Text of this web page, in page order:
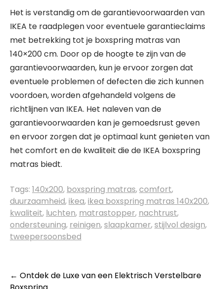
Het is verstandig om de garantievoorwaarden van
IKEA te raadplegen voor eventuele garantieclaims
met betrekking tot je boxspring matras van
140×200 cm. Door op de hoogte te zijn van de
garantievoorwaarden, kun je ervoor zorgen dat
eventuele problemen of defecten die zich kunnen
voordoen, worden afgehandeld volgens de
richtlijnen van IKEA. Het naleven van de
garantievoorwaarden kan je gemoedsrust geven
en ervoor zorgen dat je optimaal kunt genieten van
het comfort en de kwaliteit die de IKEA boxspring
matras biedt.
Tags: 140x200, boxspring matras,comfort,
duurzaamheid,ikea,ikea boxspring matras 140x200,
kwaliteit, luchten, matrastopper, nachtrust,
ondersteuning, reinigen,slaapkamer,stijlvol design,
tweepersoonsbed
Berichtnavigatie
← Ontdek de Luxe van een Elektrisch Verstelbare